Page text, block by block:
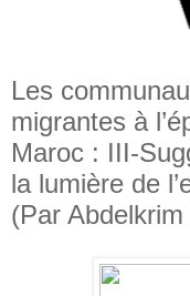
Les
migrantes à
Maroc : III-
la lumière de
(Par